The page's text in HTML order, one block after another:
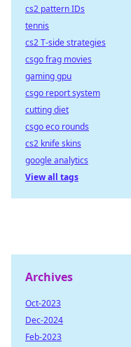
cs2 pattern IDs
tennis
cs2 T-side strategies
csgo frag movies
gaming gpu
csgo report system
cutting diet
csgo eco rounds
cs2 knife skins
google analytics
View all tags
Archives
Oct-2023
Dec-2024
Feb-2023